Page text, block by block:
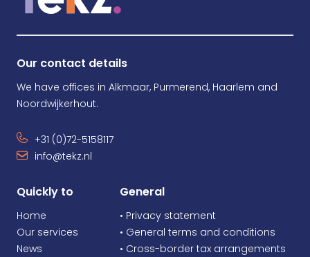
Our contact details
We have offices in Alkmaar, Purmerend, Haarlem and
Noordwijkerhout.
+31 (0)72-5158117
info@tekz.nl
Quickly to
Home
Our services
News
General
• Privacy statement
• General terms and conditions
• Cross-border tax arrangements